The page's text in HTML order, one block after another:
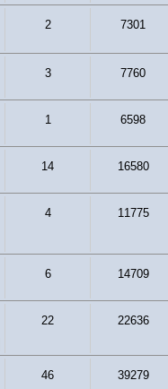
2 7301
3 7760
1 6598
14 16580
4 11775
6 14709
22 22636
46 39279